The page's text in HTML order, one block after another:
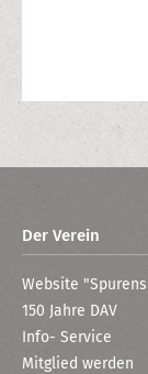
Der Verein
Website
150 Jahre DAV
Info- Service
Mitglied werden